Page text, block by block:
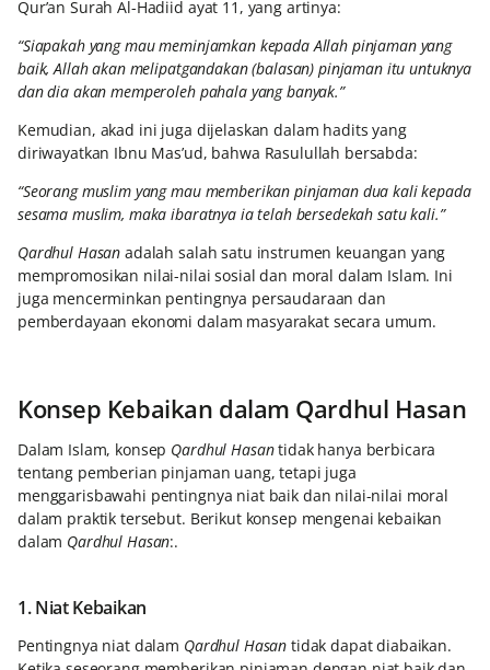
Qur’an Surah Al-Hadiid ayat 11, yang artinya:
“Siapakah yang mau meminjamkan kepada Allah pinjaman yang
baik, Allah akan melipatgandakan (balasan) pinjaman itu untuknya
dan dia akan memperoleh pahala yang banyak.”
Kemudian, akad ini juga dijelaskan dalam hadits yang
diriwayatkan Ibnu Mas’ud, bahwa Rasulullah bersabda:
“Seorang muslim yang mau memberikan pinjaman dua kali kepada
sesama muslim, maka ibaratnya ia telah bersedekah satu kali.”
Qardhul Hasan adalah salah satu instrumen keuangan yang
mempromosikan nilai-nilai sosial dan moral dalam Islam. Ini
juga mencerminkan pentingnya persaudaraan dan
pemberdayaan ekonomi dalam masyarakat secara umum.
Konsep Kebaikan dalam Qardhul Hasan
Dalam Islam, konsep Qardhul Hasantidak hanya berbicara
tentang pemberian pinjaman uang, tetapi juga
menggarisbawahi pentingnya niat baik dan nilai-nilai moral
dalam praktik tersebut. Berikut konsep mengenai kebaikan
dalam Qardhul Hasan:.
1. Niat Kebaikan
Pentingnya niat dalam Qardhul Hasan tidak dapat diabaikan.